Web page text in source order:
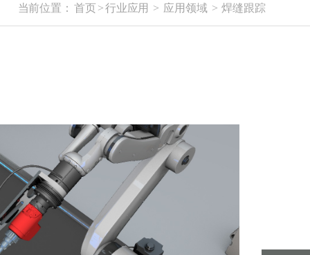
当前位置： 首页>行业应用 > 应用领域 > 焊缝跟踪